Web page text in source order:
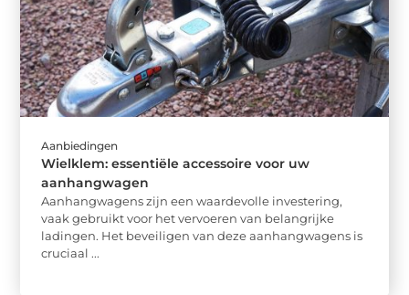
Aanbiedingen
Wielklem: essentiële accessoire voor uw
aanhangwagen
Aanhangwagens zijn een waardevolle investering,
vaak gebruikt voor het vervoeren van belangrijke
ladingen. Het beveiligen van deze aanhangwagens is
cruciaal ...